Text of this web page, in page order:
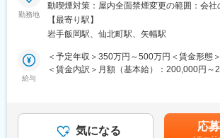
開発職は専任が1名（設計担当）、他部署と
者）在籍しています。
当社が開発する完全オフグリッド型モバイ
気や水道などのインフラが寸断された災害
載されています。世界中の誰もが、エネルギ
下にあっても快適に暮らすことのできる、ユ
【はじめに】
当ポジションはフィールドエンジニアと言わ
入されたお客様先へ出向き、機械やシステム
う技術職となります。
メンテナンススキルの市場価値は上昇の一途
【業務内容】
同社のフィールドエンジニアとして主力製品
勤務地
動喫煙対策：屋内全面禁煙変更の範囲：会社
モートワーク含む）
【最寄り駅】
岩手飯岡駅、仙北町駅、矢幅駅
給与
＜予定年収＞350万円～500万円＜賃金形態
＜賃金内訳＞月額（基本給）：200,000円～
＞※給与詳細は、年齢・スキルを考慮し決定
回■賞与：年2回年収420万円／30歳 経験5年
気になる 応